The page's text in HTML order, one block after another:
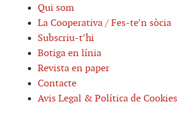
Qui som
La Cooperativa / Fes-te’n sòcia
Subscriu-t’hi
Botiga en línia
Revista en paper
Contacte
Avis Legal & Política de Cookies